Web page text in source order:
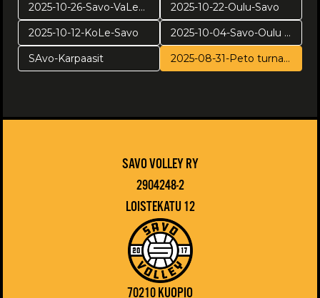
2025-10-26-Savo-VaLePa
2025-10-22-Oulu-Savo
2025-10-12-KoLe-Savo
2025-10-04-Savo-Oulu harj
SAvo-Karpaasit
2025-08-31-Peto turnaus
SAVO VOLLEY RY
2904248-2
LOISTEKATU 12
70210 KUOPIO